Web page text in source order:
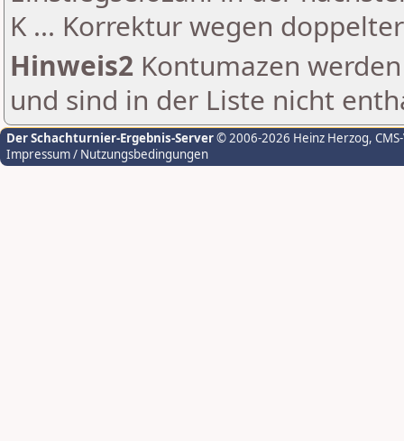
K ... Korrektur wegen
Hinweis2 Kontumazen
und sind in der Liste nicht
Der Schachturnier-Ergebnis-Server© 2006-2026 Heinz Herzog,
Impressum / Nutzungsbedingungen